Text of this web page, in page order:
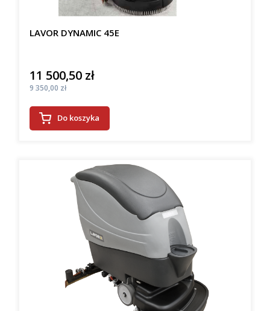
LAVOR DYNAMIC 45E
Cena
11 500,50 zł
Cena
9 350,00 zł
Do koszyka